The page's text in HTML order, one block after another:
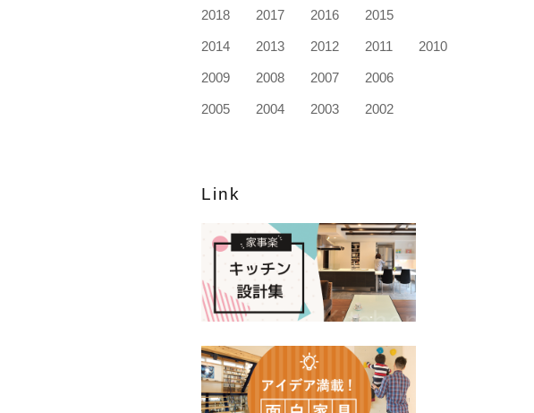
2018 2017 2016 2015
2014 2013 2012 2011 2010
2009 2008 2007 2006
2005 2004 2003 2002
Link